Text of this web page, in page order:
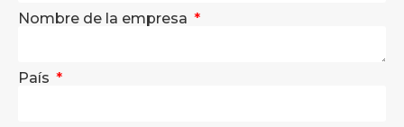
Nombre de la empresa
País